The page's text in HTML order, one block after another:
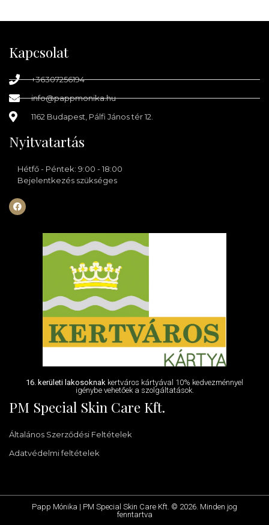
Kapcsolat
+36307256194
info@pappmonika.hu
1162 Budapest, Pálfi János tér 12.
Nyitvatartás
Hétfő - Péntek: 9:00 - 18:00
Bejelentkezés szükséges
16. kerületi lakosoknak kertváros kártyával 10% kedvezménnyel
igénybe vehetőek a szolgáltatások.
PM Special Skin Care Kft.
Általános Szerződési Feltételek
Adatvédelmi feltételek
Papp Mónika | PM Special Skin Care Kft. © 2026. Minden jog
fenntartva